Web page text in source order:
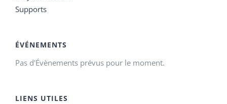
Supports
ÉVÉNEMENTS
Pas d'Évènements prévus pour le moment.
LIENS UTILES